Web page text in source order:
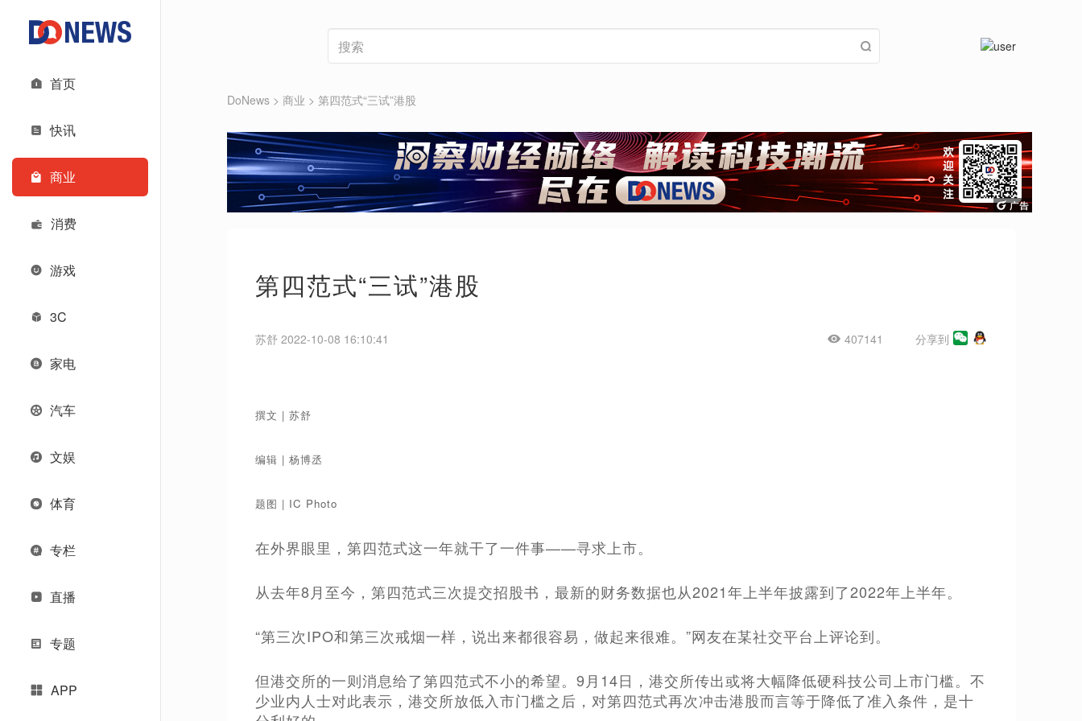
首页
快讯
商业
消费
游戏
3C
家电
汽车
文娱
体育
专栏
直播
专题
APP
DoNews > 商业 > 第四范式“三试”港股
第四范式“三试”港股
苏舒 2022-10-08 16:10:41 407141 分享到
撰文 | 苏舒
编辑 | 杨博丞
题图 | IC Photo
在外界眼里，第四范式这一年就干了一件事——寻求上市。
从去年8月至今，第四范式三次提交招股书，最新的财务数据也从2021年上半年披露到了2022年上半年。
“第三次IPO和第三次戒烟一样，说出来都很容易，做起来很难。”网友在某社交平台上评论到。
但港交所的一则消息给了第四范式不小的希望。9月14日，港交所传出或将大幅降低硬科技公司上市门槛。不
少业内人士对此表示，港交所放低入市门槛之后，对第四范式再次冲击港股而言等于降低了准入条件，是十